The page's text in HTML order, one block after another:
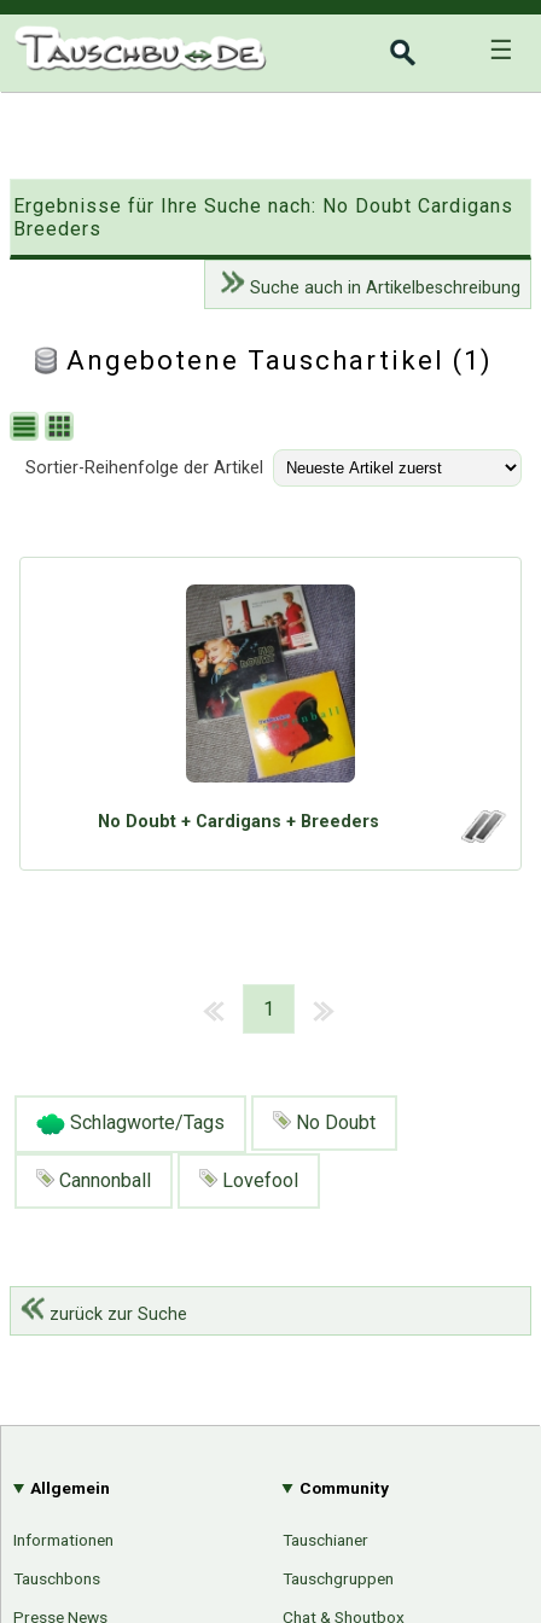
☰
Ergebnisse für Ihre Suche nach: No Doubt Cardigans
Breeders
Suche auch in Artikelbeschreibung
Angebotene Tauschartikel (1)
Sortier-Reihenfolge der Artikel
No Doubt + Cardigans + Breeders
1
Schlagworte/Tags No Doubt
Cannonball Lovefool
zurück zur Suche
Allgemein
Informationen
Tauschbons
Presse News
Community
Tauschianer
Tauschgruppen
Chat & Shoutbox